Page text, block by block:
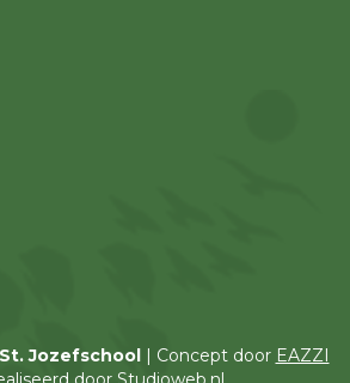
St. Jozefschool| Concept door EAZZI